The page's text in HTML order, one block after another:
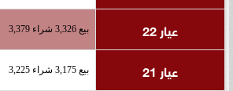
عيار 22 بيع 3,326 شراء 3,379
عيار 21 بيع 3,175 شراء 3,225